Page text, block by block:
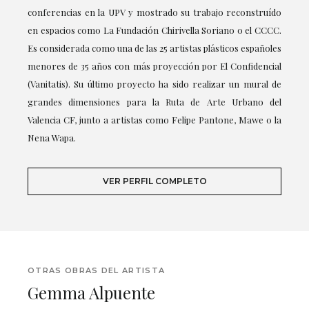
conferencias en la UPV y mostrado su trabajo reconstruído
en espacios como La Fundación Chirivella Soriano o el CCCC.
Es considerada como una de las 25 artistas plásticos españoles
menores de 35 años con más proyección por El Confidencial
(Vanitatis). Su último proyecto ha sido realizar un mural de
grandes dimensiones para la Ruta de Arte Urbano del
Valencia CF, junto a artistas como Felipe Pantone, Mawe o la
Nena Wapa.
VER PERFIL COMPLETO
OTRAS OBRAS DEL ARTISTA
Gemma Alpuente